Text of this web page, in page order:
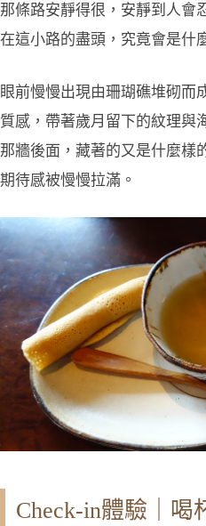
那條路安靜得很，安靜到人會
在這小路的盡頭，究竟會是什
眼前慢慢出現由珊瑚礁堆砌而
質感，帶著歲月留下的紋理與
那牆後面，藏著的又是什麼樣
期待感被慢慢拉滿。
Check-in體驗｜喝